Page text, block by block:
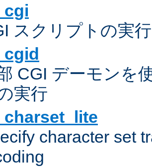
スクリプトの実行
CGI デーモンを
実行
character set